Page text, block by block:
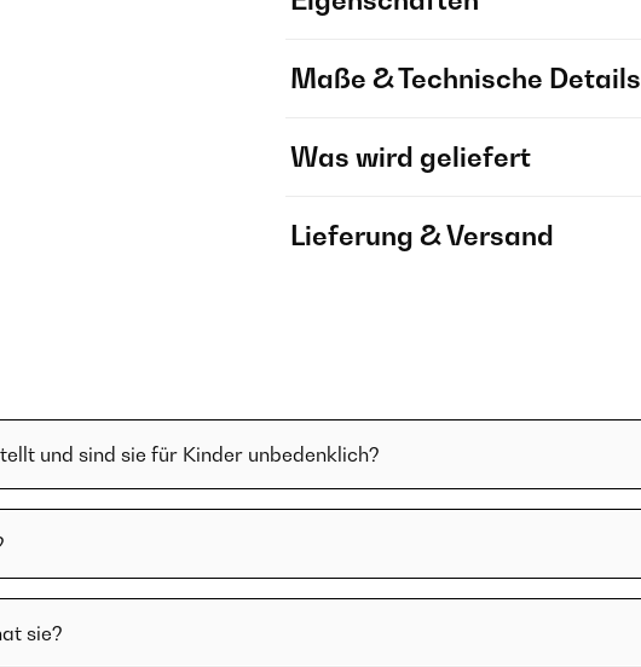
Maße & Technische Details
Was wird geliefert
Lieferung & Versand
und sind sie für Kinder unbedenklich?
sie?